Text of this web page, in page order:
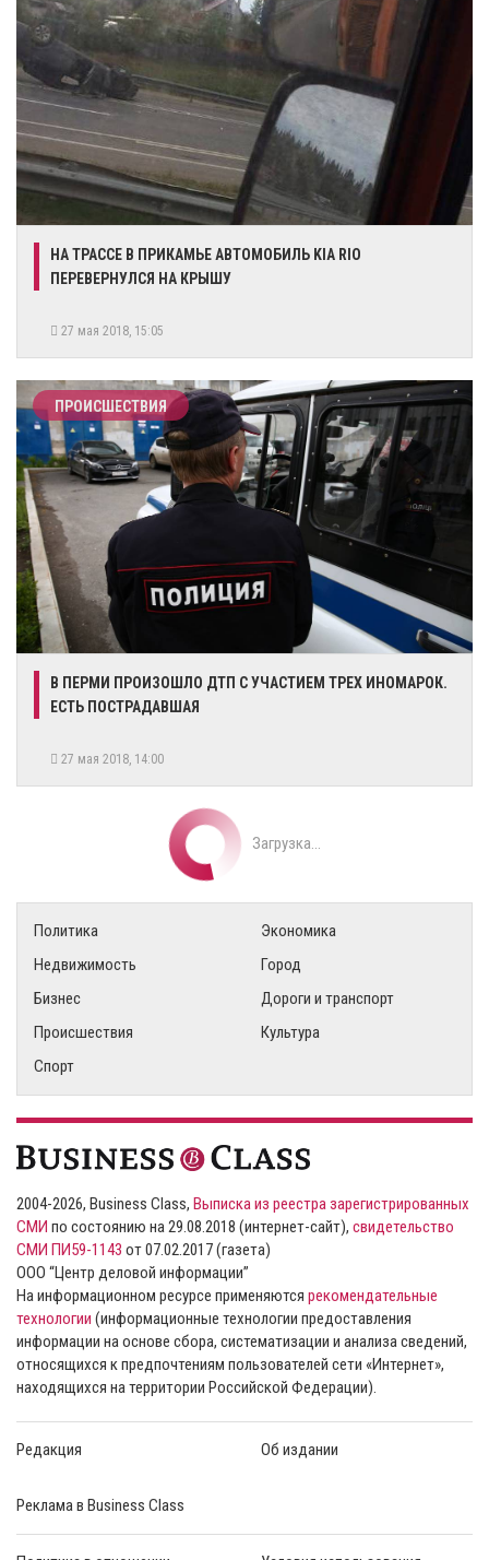
НА ТРАССЕ В ПРИКАМЬЕ АВТОМОБИЛЬ KIA RIO
ПЕРЕВЕРНУЛСЯ НА КРЫШУ
27 мая 2018, 15:05
ПРОИСШЕСТВИЯ
В ПЕРМИ ПРОИЗОШЛО ДТП С УЧАСТИЕМ ТРЕХ ИНОМАРОК.
ЕСТЬ ПОСТРАДАВШАЯ
27 мая 2018, 14:00
Загрузка...
Политика
Экономика
Недвижимость
Город
Бизнес
Дороги и транспорт
Происшествия
Культура
Спорт
2004-2026, Business Class, Выписка из реестра зарегистрированных
СМИ по состоянию на 29.08.2018 (интернет-сайт), свидетельство
СМИ ПИ59-1143 от 07.02.2017 (газета)
ООО “Центр деловой информации”
На информационном ресурсе применяются рекомендательные
технологии (информационные технологии предоставления
информации на основе сбора, систематизации и анализа сведений,
относящихся к предпочтениям пользователей сети «Интернет»,
находящихся на территории Российской Федерации).
Редакция Об издании
Реклама в Business Class